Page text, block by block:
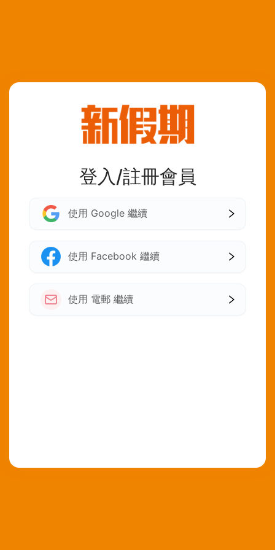
登入/註冊會員
使用 Google 繼續
使用 Facebook 繼續
使用 電郵 繼續